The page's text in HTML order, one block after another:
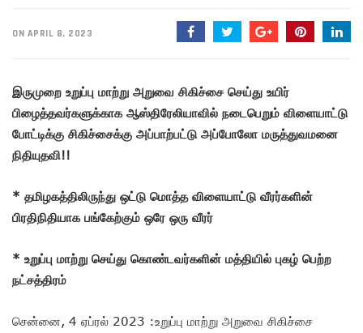
ON APRIL 8, 2023
இருமுறை உறுப்பு மாற்று அறுவை சிகிச்சை செய்து உயிர்
பிழைத்தவர்களுக்காக ஆஸ்திரேலியாவில் நடைபெறும் விளையாட்டு
போட்டிக்கு சிகிச்சைக்கு அப்பாற்பட்டு அப்போலோ மருத்துவமனை
நிதியுதவி!!
* தமிழகத்திலிருந்து ஒட்டு மொத்த விளையாட்டு வீரர்களின்
பிரதிநிதியாக பங்கேற்கும் ஒரே ஒரு வீரர்
* உறுப்பு மாற்று செய்து கொண்டவர்களின் மத்தியில் புகழ் பெற்ற
நட்சத்திரம்
சென்னை, 4 ஏப்ரல் 2023 :உறுப்பு மாற்று அறுவை சிகிச்சை